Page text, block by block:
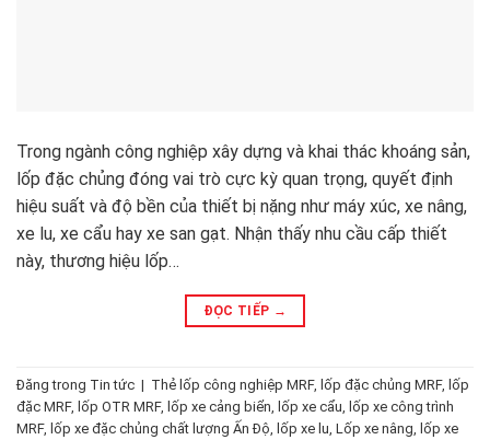
Trong ngành công nghiệp xây dựng và khai thác khoáng sản,
lốp đặc chủng đóng vai trò cực kỳ quan trọng, quyết định
hiệu suất và độ bền của thiết bị nặng như máy xúc, xe nâng,
xe lu, xe cẩu hay xe san gạt. Nhận thấy nhu cầu cấp thiết
này, thương hiệu lốp…
ĐỌC TIẾP →
Đăng trong Tin tức | Thẻ lốp công nghiệp MRF, lốp đặc chủng MRF, lốp
đặc MRF, lốp OTR MRF, lốp xe cảng biển lốp xe cẩu
lốp xe công trình
MRF, lốp xe đặc chủng chất lượng Ấn Độ lốp xe lu Lốp xe nâng
lốp xe